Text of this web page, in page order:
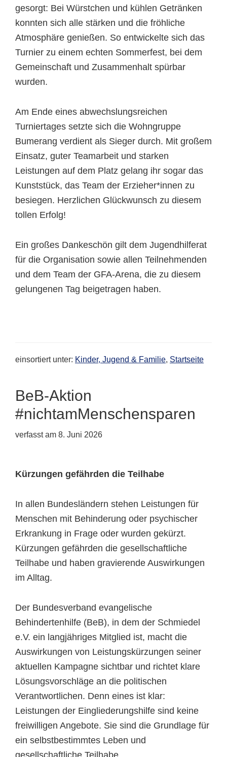
gesorgt: Bei Würstchen und kühlen Getränken
konnten sich alle stärken und die fröhliche
Atmosphäre genießen. So entwickelte sich das
Turnier zu einem echten Sommerfest, bei dem
Gemeinschaft und Zusammenhalt spürbar
wurden.
Am Ende eines abwechslungsreichen
Turniertages setzte sich die Wohngruppe
Bumerang verdient als Sieger durch. Mit großem
Einsatz, guter Teamarbeit und starken
Leistungen auf dem Platz gelang ihr sogar das
Kunststück, das Team der Erzieher*innen zu
besiegen. Herzlichen Glückwunsch zu diesem
tollen Erfolg!
Ein großes Dankeschön gilt dem Jugendhilferat
für die Organisation sowie allen Teilnehmenden
und dem Team der GFA-Arena, die zu diesem
gelungenen Tag beigetragen haben.
einsortiert unter: Kinder, Jugend & Familie, Startseite
BeB-Aktion
#nichtamMenschensparen
verfasst am 8. Juni 2026
Kürzungen gefährden die Teilhabe
In allen Bundesländern stehen Leistungen für
Menschen mit Behinderung oder psychischer
Erkrankung in Frage oder wurden gekürzt.
Kürzungen gefährden die gesellschaftliche
Teilhabe und haben gravierende Auswirkungen
im Alltag.
Der Bundesverband evangelische
Behindertenhilfe (BeB), in dem der Schmiedel
e.V. ein langjähriges Mitglied ist, macht die
Auswirkungen von Leistungskürzungen seiner
aktuellen Kampagne sichtbar und richtet klare
Lösungsvorschläge an die politischen
Verantwortlichen. Denn eines ist klar:
Leistungen der Eingliederungshilfe sind keine
freiwilligen Angebote. Sie sind die Grundlage für
ein selbstbestimmtes Leben und
gesellschaftliche Teilhabe.